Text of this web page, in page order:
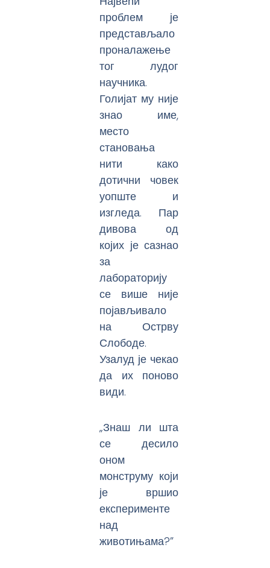
проблем је
представљало
проналажење
тог лудог
научника.
Голијат му није
знао име,
место
становања
нити како
дотични човек
уопште и
изгледа. Пар
дивова од
којих је сазнао
за
лабораторију
се више није
појављивало
на Острву
Слободе.
Узалуд је чекао
да их поново
види.
„Знаш ли шта
се десило
оном
монструму који
је вршио
експерименте
над
животињама?”